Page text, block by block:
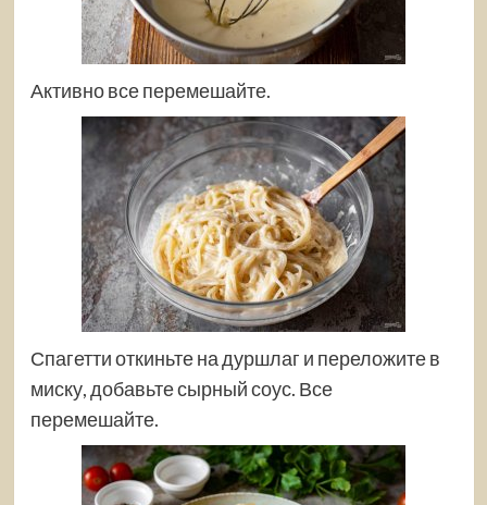
Активно все перемешайте.
Спагетти откиньте на дуршлаг и переложите в
миску, добавьте сырный соус. Все
перемешайте.